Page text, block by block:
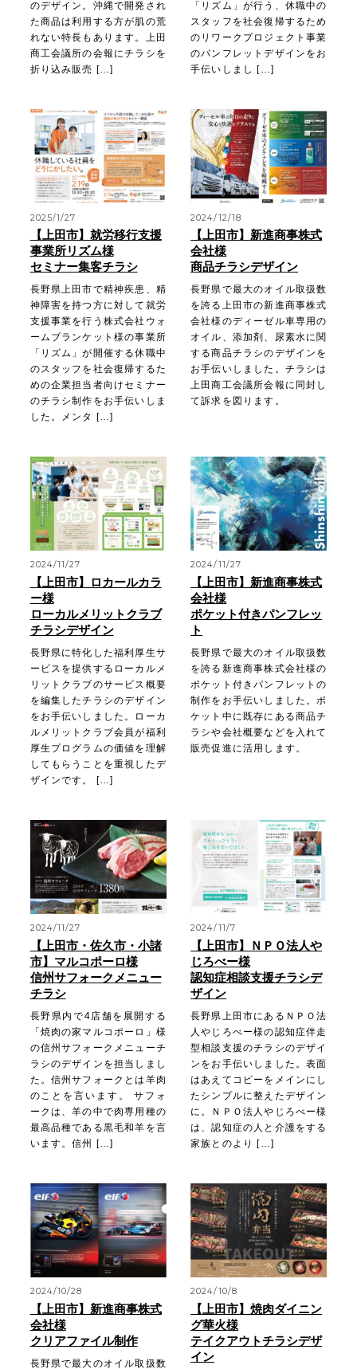
のデザイン。沖縄で開発され
た商品は利用する方が肌の荒
れない特長もあります。上田
商工会議所の会報にチラシを
折り込み販売 […]
「リズム」が行う、休職中の
スタッフを社会復帰するため
のリワークプロジェクト事業
のパンフレットデザインをお
手伝いしまし […]
2025/1/27
【上田市】就労移行支援
事業所リズム様
セミナー集客チラシ
長野県上田市で精神疾患、精
神障害を持つ方に対して就労
支援事業を行う株式会社ウォ
ームブランケット様の事業所
「リズム」が開催する休職中
のスタッフを社会復帰するた
めの企業担当者向けセミナー
のチラシ制作をお手伝いしま
した。メンタ […]
2024/12/18
【上田市】新進商事株式
会社様
商品チラシデザイン
長野県で最大のオイル取扱数
を誇る上田市の新進商事株式
会社様のディーゼル車専用の
オイル、添加剤、尿素水に関
する商品チラシのデザインを
お手伝いしました。チラシは
上田商工会議所会報に同封し
て訴求を図ります。
2024/11/27
【上田市】ロカールカラ
ー様
ローカルメリットクラブ
チラシデザイン
長野県に特化した福利厚生サ
ービスを提供するローカルメ
リットクラブのサービス概要
を編集したチラシのデザイン
をお手伝いしました。ローカ
ルメリットクラブ会員が福利
厚生プログラムの価値を理解
してもらうことを重視したデ
ザインです。 […]
2024/11/27
【上田市】新進商事株式
会社様
ポケット付きパンフレッ
ト
長野県で最大のオイル取扱数
を誇る新進商事株式会社様の
ポケット付きパンフレットの
制作をお手伝いしました。ポ
ケット中に既存にある商品チ
ラシや会社概要などを入れて
販売促進に活用します。
2024/11/27
【上田市・佐久市・小諸
市】マルコポーロ様
信州サフォークメニュー
チラシ
長野県内で4店舗を展開する
「焼肉の家マルコポーロ」様
の信州サフォークメニューチ
ラシのデザインを担当しまし
た。信州サフォークとは羊肉
のことを言います。 サフォ
ークは、羊の中で肉専用種の
最高品種である黒毛和羊を言
います。信州 […]
2024/11/7
【上田市】ＮＰＯ法人や
じろべー様
認知症相談支援チラシデ
ザイン
長野県上田市にあるＮＰＯ法
人やじろべー様の認知症伴走
型相談支援のチラシのデザイ
ンをお手伝いしました。表面
はあえてコピーをメインにし
たシンプルに整えたデザイン
に。ＮＰＯ法人やじろべー様
は、認知症の人と介護をする
家族とのより […]
2024/10/28
【上田市】新進商事株式
会社様
クリアファイル制作
長野県で最大のオイル取扱数
2024/10/8
【上田市】焼肉ダイニン
グ華火様
テイクアウトチラシデザ
イン